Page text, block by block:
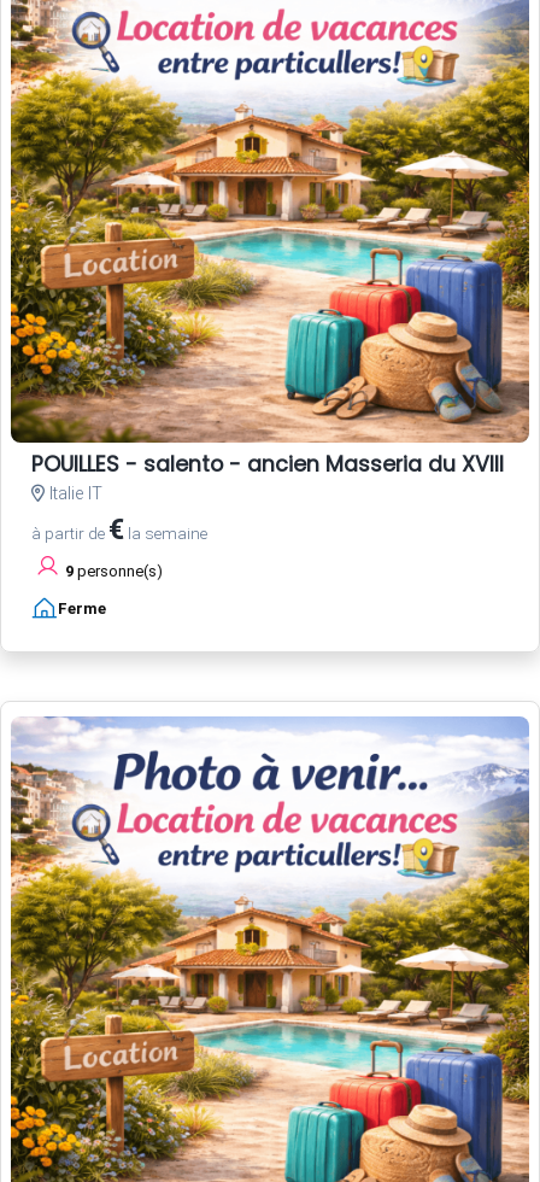
POUILLES - salento - ancien Masseria du XVIII
Italie IT
à partir de € la semaine
9 personne(s)
Ferme